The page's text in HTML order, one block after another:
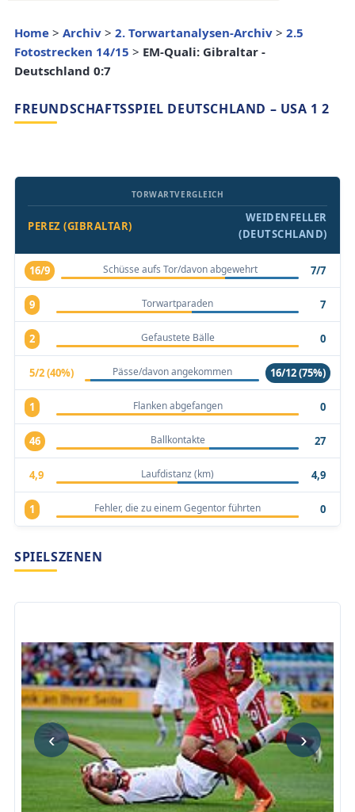
Home > Archiv > 2. Torwartanalysen-Archiv > 2.5
Fotostrecken 14/15 > EM-Quali: Gibraltar -
Deutschland 0:7
FREUNDSCHAFTSSPIEL DEUTSCHLAND – USA 1 2
PEREZ (GIBRALTAR)
TORWARTVERGLEICH
WEIDENFELLER
(DEUTSCHLAND)
16/9 Schüsse aufs Tor/davon abgewehrt 7/7
9 Torwartparaden 7
2 Gefaustete Bälle 0
5/2 (40%) Pässe/davon angekommen 16/12 (75%)
1 Flanken abgefangen 0
46 Ballkontakte 27
4,9 Laufdistanz (km) 4,9
1 Fehler, die zu einem Gegentor führten 0
SPIELSZENEN
‹ ›